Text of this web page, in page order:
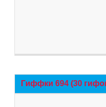
Гиффки 694 (30